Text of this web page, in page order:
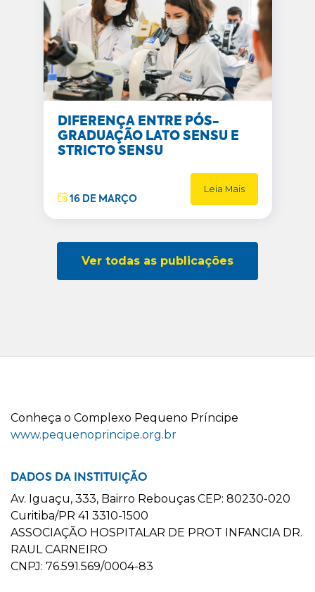
DIFERENÇA ENTRE PÓS-
GRADUAÇÃO LATO SENSU E
STRICTO SENSU
16 DE MARÇO
Leia Mais
Ver todas as publicações
Conheça o Complexo Pequeno Príncipe
www.pequenoprincipe.org.br
DADOS DA INSTITUIÇÃO
Av. Iguaçu, 333, Bairro Rebouças CEP: 80230-020
Curitiba/PR 41 3310-1500
ASSOCIAÇÃO HOSPITALAR DE PROT INFANCIA DR.
RAUL CARNEIRO
CNPJ: 76.591.569/0004-83